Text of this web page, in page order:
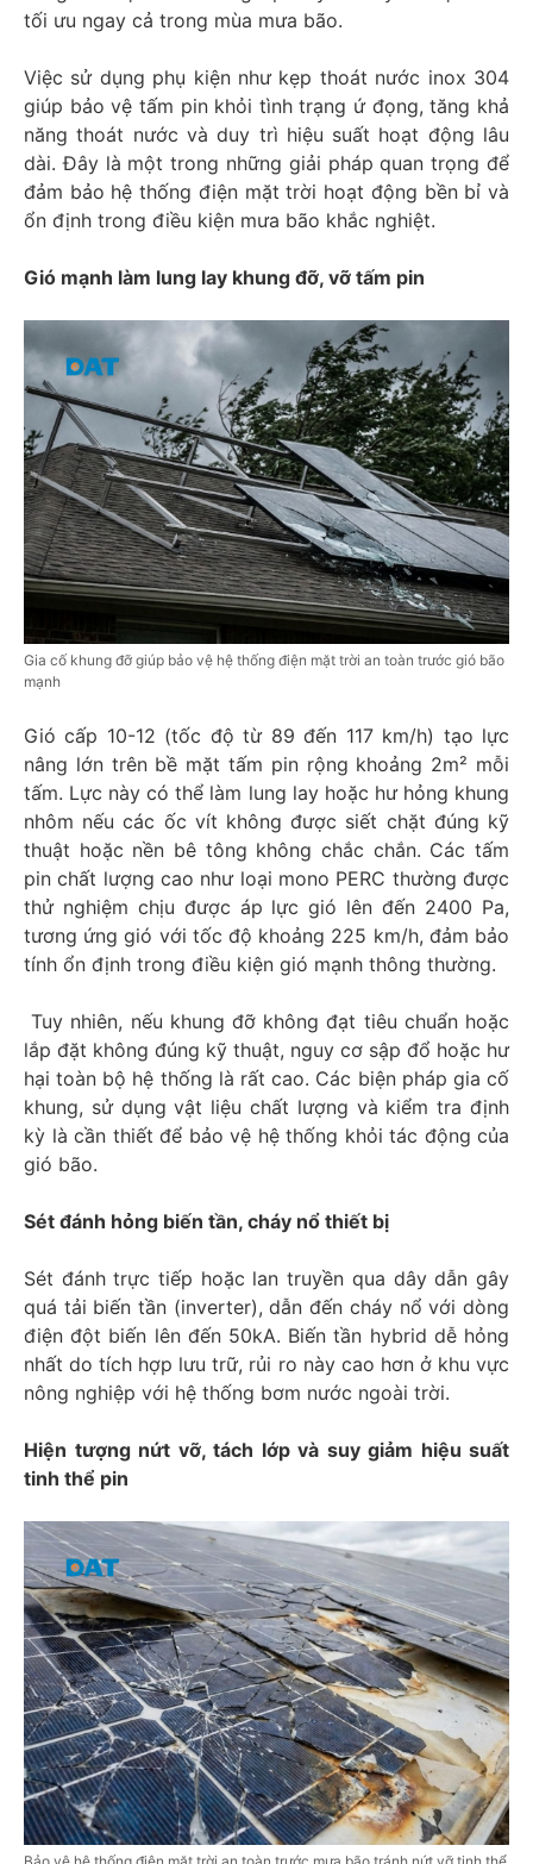
tối ưu ngay cả trong mùa mưa bão.
Việc sử dụng phụ kiện như kẹp thoát nước inox 304
giúp bảo vệ tấm pin khỏi tình trạng ứ đọng, tăng khả
năng thoát nước và duy trì hiệu suất hoạt động lâu
dài. Đây là một trong những giải pháp quan trọng để
đảm bảo hệ thống điện mặt trời hoạt động bền bỉ và
ổn định trong điều kiện mưa bão khắc nghiệt.
Gió mạnh làm lung lay khung đỡ, vỡ tấm pin
Gia cố khung đỡ giúp bảo vệ hệ thống điện mặt trời an toàn trước gió bão
mạnh
Gió cấp 10-12 (tốc độ từ 89 đến 117 km/h) tạo lực
nâng lớn trên bề mặt tấm pin rộng khoảng 2m² mỗi
tấm. Lực này có thể làm lung lay hoặc hư hỏng khung
nhôm nếu các ốc vít không được siết chặt đúng kỹ
thuật hoặc nền bê tông không chắc chắn. Các tấm
pin chất lượng cao như loại mono PERC thường được
thử nghiệm chịu được áp lực gió lên đến 2400 Pa,
tương ứng gió với tốc độ khoảng 225 km/h, đảm bảo
tính ổn định trong điều kiện gió mạnh thông thường.
Tuy nhiên, nếu khung đỡ không đạt tiêu chuẩn hoặc
lắp đặt không đúng kỹ thuật, nguy cơ sập đổ hoặc hư
hại toàn bộ hệ thống là rất cao. Các biện pháp gia cố
khung, sử dụng vật liệu chất lượng và kiểm tra định
kỳ là cần thiết để bảo vệ hệ thống khỏi tác động của
gió bão.​
Sét đánh hỏng biến tần, cháy nổ thiết bị
Sét đánh trực tiếp hoặc lan truyền qua dây dẫn gây
quá tải biến tần (inverter), dẫn đến cháy nổ với dòng
điện đột biến lên đến 50kA. Biến tần hybrid dễ hỏng
nhất do tích hợp lưu trữ, rủi ro này cao hơn ở khu vực
nông nghiệp với hệ thống bơm nước ngoài trời.
Hiện tượng nứt vỡ, tách lớp và suy giảm hiệu suất
tinh thể pin